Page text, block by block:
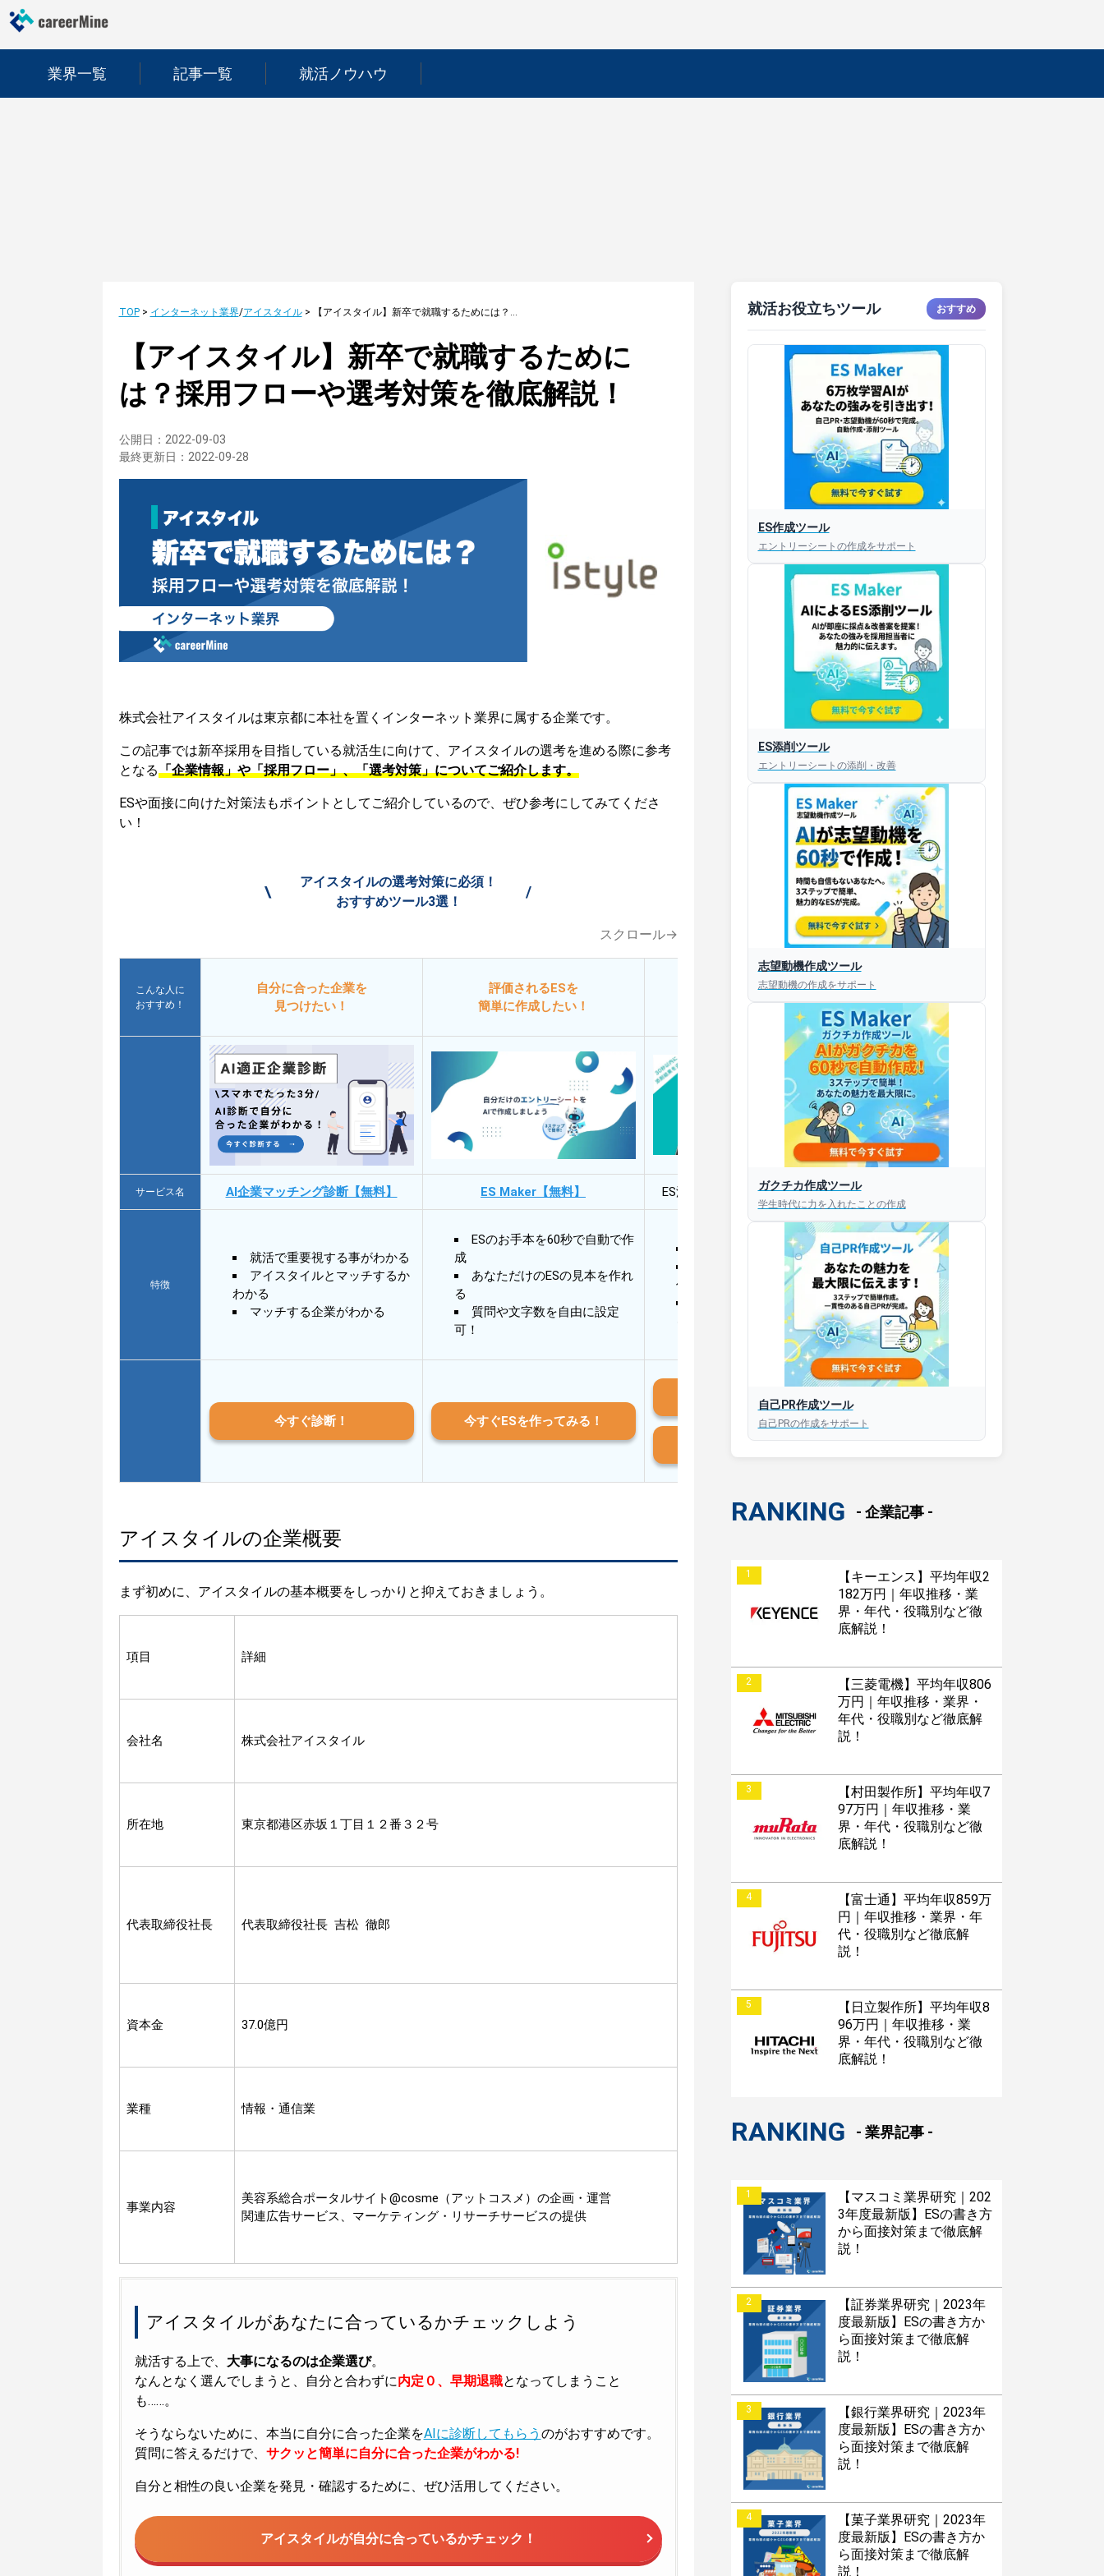
業界一覧 記事一覧 就活ノウハウ
TOP> インターネット業界/アイスタイル> 【アイスタイル】新卒で就職するためには？採用フローや選考対策を徹底解説！
【アイスタイル】新卒で就職するために
は？採用フローや選考対策を徹底解説！
公開日： 2022-09-03
最終更新日： 2022-09-28
株式会社アイスタイルは東京都に本社を置くインターネット業界に属する企業です。
この記事では新卒採用を目指している就活生に向けて、アイスタイルの選考を進める際に参考
となる「企業情報」や「採用フロー」、「選考対策」についてご紹介します。
ESや面接に向けた対策法もポイントとしてご紹介しているので、ぜひ参考にしてみてくださ
い！
\
アイスタイルの選考対策に必須！
おすすめツール3選！
/
スクロール→
こんな人に
おすすめ！
自分に合った企業を
見つけたい！
評価されるESを
簡単に作成したい！
今すぐESを
添削してほしい！
サービス名 AI企業マッチング診断【無料】 ES Maker【無料】 ES添削・面接対策アプリ【無料】
特徴
就活で重要視する事がわかる
アイスタイルとマッチするか
わかる
マッチする企業がわかる
ESのお手本を60秒で自動で作
成
あなただけのESの見本を作れ
る
質問や文字数を自由に設定
可！
30秒以内にあなたのESを添削
30秒以内にあなただけのESを
作成
AIと対話して面接練習ができ
今すぐ診断！ 今すぐESを作ってみる！
iOS版はこちら
Android版はこちら
アイスタイルの企業概要
まず初めに、アイスタイルの基本概要をしっかりと抑えておきましょう。
項目 詳細
会社名 株式会社アイスタイル
所在地 東京都港区赤坂１丁目１２番３２号
代表取締役社長 代表取締役社長 吉松 徹郎
資本金 37.0億円
業種 情報・通信業
事業内容
美容系総合ポータルサイト@cosme（アットコスメ）の企画・運営
関連広告サービス、マーケティング・リサーチサービスの提供
アイスタイルがあなたに合っているかチェックしよう
就活する上で、 大事になるのは企業選び。
なんとなく選んでしまうと、自分と合わずに内定０、早期退職となってしまうこと
も……。
そうならないために、本当に自分に合った企業をAIに診断してもらう のがおすすめです。
質問に答えるだけで、 サクッと簡単に自分に合った企業がわかる!
自分と相性の良い企業を発見・確認するために、ぜひ活用してください。
アイスタイルが自分に合っているかチェック！
就活お役立ちツール おすすめ
ES作成ツール
エントリーシートの作成をサポート
ES添削ツール
エントリーシートの添削・改善
志望動機作成ツール
志望動機の作成をサポート
ガクチカ作成ツール
学生時代に力を入れたことの作成
自己PR作成ツール
自己PRの作成をサポート
RANKING - 企業記事 -
1
【キーエンス】平均年収2
182万円｜年収推移・業
界・年代・役職別など徹
底解説！
2
【三菱電機】平均年収806
万円｜年収推移・業界・
年代・役職別など徹底解
説！
3
【村田製作所】平均年収7
97万円｜年収推移・業
界・年代・役職別など徹
底解説！
4
【富士通】平均年収859万
円｜年収推移・業界・年
代・役職別など徹底解
説！
5
【日立製作所】平均年収8
96万円｜年収推移・業
界・年代・役職別など徹
底解説！
RANKING - 業界記事 -
1
【マスコミ業界研究｜202
3年度最新版】ESの書き方
から面接対策まで徹底解
説！
2
【証券業界研究｜2023年
度最新版】ESの書き方か
ら面接対策まで徹底解
説！
3
【銀行業界研究｜2023年
度最新版】ESの書き方か
ら面接対策まで徹底解
説！
4
【菓子業界研究｜2023年
度最新版】ESの書き方か
ら面接対策まで徹底解
説！